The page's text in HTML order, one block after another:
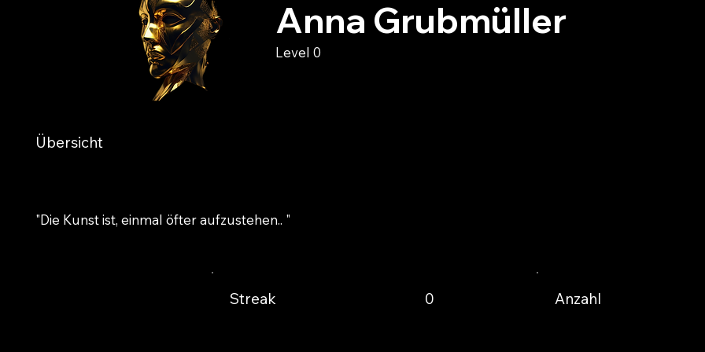
Übersicht
"Die Kunst ist, einmal öfter aufzustehen.. "
Streak 0 Anzahl
Anna Grubmüller
Level 0